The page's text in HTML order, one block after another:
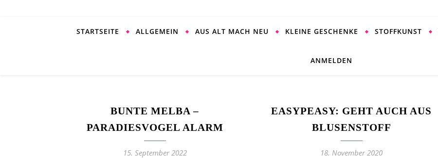
STARTSEITE ALLGEMEIN AUS ALT MACH NEU KLEINE GESCHENKE STOFFKUNST
ANMELDEN
BUNTE MELBA –
PARADIESVOGEL ALARM
15. September 2022
EASYPEASY: GEHT AUCH AUS
BLUSENSTOFF
18. November 2020